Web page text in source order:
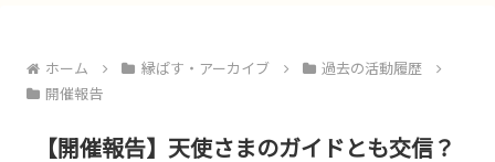
ホーム 縁ぱす・アーカイブ
過去の活動履歴
開催報告
【開催報告】天使さまのガイドとも交信？